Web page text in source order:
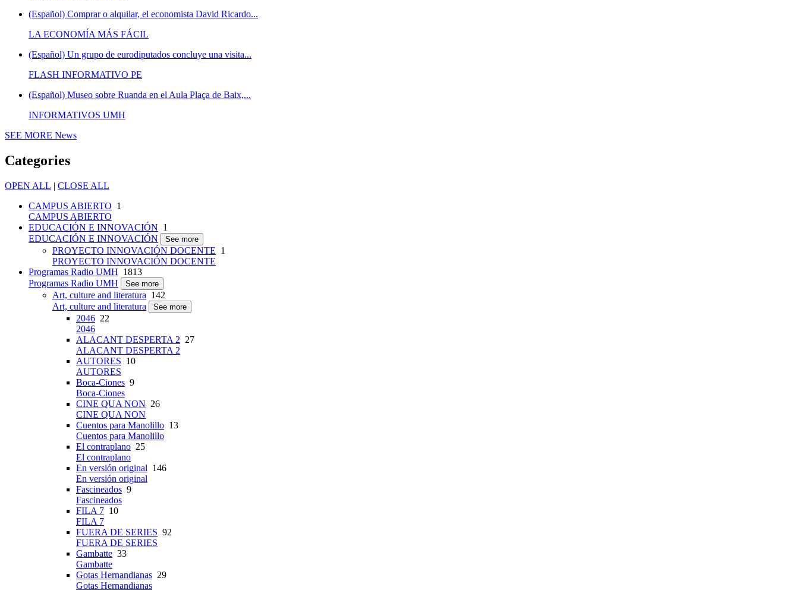
(Español) Comprar o alquilar, el economista David Ricardo...
LA ECONOMÍA MÁS FÁCIL
(Español) Un grupo de eurodiputados concluye una visita...
FLASH INFORMATIVO PE
(Español) Museo sobre Ruanda en el Aula Plaça de Baix,...
INFORMATIVOS UMH
SEE MORE News
Categories
OPEN ALL | CLOSE ALL
CAMPUS ABIERTO 1
CAMPUS ABIERTO
EDUCACIÓN E INNOVACIÓN 1
EDUCACIÓN E INNOVACIÓN
See more
PROYECTO INNOVACIÓN DOCENTE 1
PROYECTO INNOVACIÓN DOCENTE
Programas Radio UMH 1813
Programas Radio UMH
See more
Art, culture and literatura 142
Art, culture and literatura
See more
2046 22
2046
ALACANT DESPERTA 2 27
ALACANT DESPERTA 2
AUTORES 10
AUTORES
Boca-Ciones 9
Boca-Ciones
CINE QUA NON 26
CINE QUA NON
Cuentos para Manolillo 13
Cuentos para Manolillo
El contraplano 25
El contraplano
En versión original 146
En versión original
Fascineados 9
Fascineados
FILA 7 10
FILA 7
FUERA DE SERIES 92
FUERA DE SERIES
Gambatte 33
Gambatte
Gotas Hernandianas 29
Gotas Hernandianas